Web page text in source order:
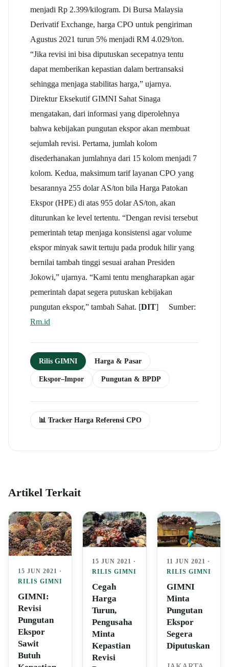
menjadi Rp 2.399/kilogram. Di Bursa Malaysia
Derivatif Exchange, harga CPO untuk pengiriman
Agustus 2021 turun 5% menjadi RM 4.029/ton.
“Jika revisi ini bisa diputuskan secepatnya tentu
dapat memberikan kepastian dalam bertransaksi
sehingga menjaga stabilitas harga,” ujarnya.
Direktur Eksekutif GIMNI Sahat Sinaga
mengatakan, dari informasi yang diperolehnya
bahwa kebijakan pungutan ekspor akan membuat
sejumlah revisi. Pertama, jumlah kolom
disederhanakan jumlahnya dari 15 kolom menjadi 7
kolom. Kedua, maksimum tarif layanan CPO yang
besarannya 255 dolar AS/ton bila Harga Patokan
Ekspor (HPE) di atas 955 dolar AS/ton, akan
diturunkan ke level tertentu. “Dengan revisi tersebut
pemerintah tetap menjaga konsistensi agar volume
ekspor minyak sawit tertuju pada produk hilir yang
bernilai tambah tinggi sesuai arahan Presiden
Jokowi,” ujarnya. “Kami tentu mengharapkan agar
pemerintah dapat segera putuskan kebijakan
pungutan ekspor,” tambah Sahat. [DIT] Sumber:
Rm.id
Rilis GIMNI Harga & Pasar
Ekspor–Impor Pungutan & BPDP
📊 Tracker Harga Referensi CPO
Artikel Terkait
15 JUN 2021 ·
RILIS GIMNI
GIMNI:
Revisi
Pungutan
Ekspor
Sawit
Butuh
15 JUN 2021 ·
RILIS GIMNI
Cegah
Harga
Turun,
Pengusaha
Minta
Kepastian
Revisi
11 JUN 2021 ·
RILIS GIMNI
GIMNI
Minta
Pungutan
Ekspor
Segera
Diputuskan